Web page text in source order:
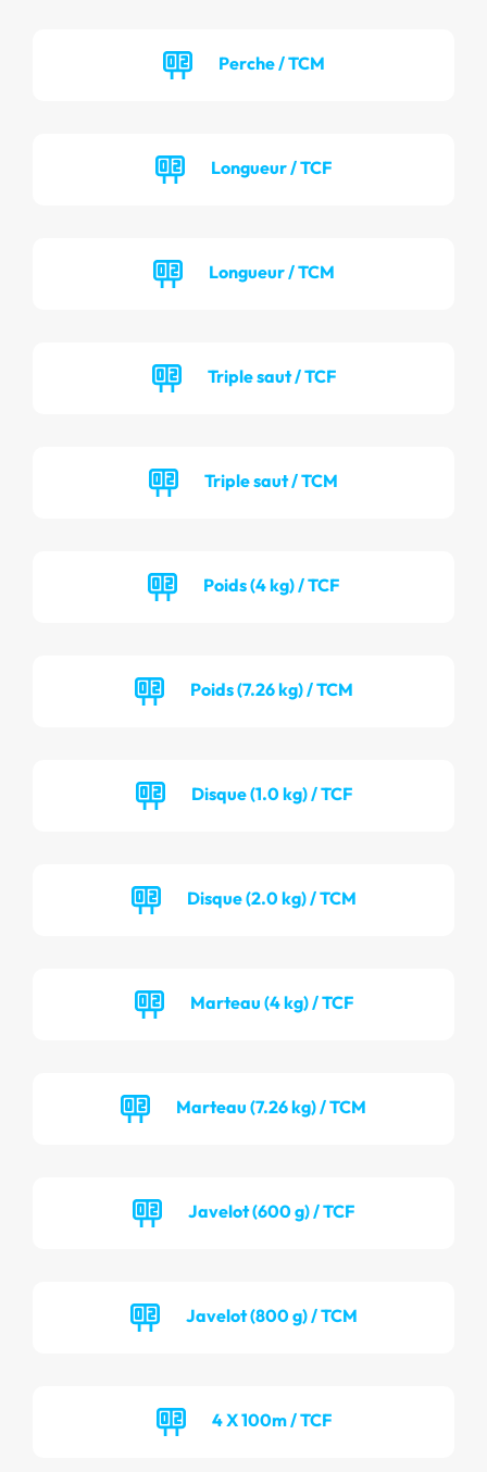
Perche / TCM
Longueur / TCF
Longueur / TCM
Triple saut / TCF
Triple saut / TCM
Poids (4 kg) / TCF
Poids (7.26 kg) / TCM
Disque (1.0 kg) / TCF
Disque (2.0 kg) / TCM
Marteau (4 kg) / TCF
Marteau (7.26 kg) / TCM
Javelot (600 g) / TCF
Javelot (800 g) / TCM
4 X 100m / TCF